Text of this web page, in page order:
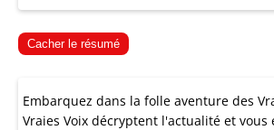
Cacher le résumé
Embarquez dans la folle aventure des
Vraies Voix décryptent l'actualité et vous